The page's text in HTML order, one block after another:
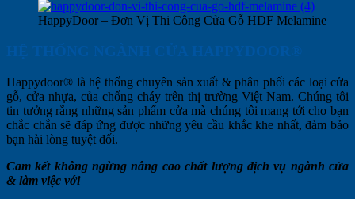
HappyDoor – Đơn Vị Thi Công Cửa Gỗ HDF Melamine
HỆ THỐNG NGÀNH CỬA HAPPYDOOR®
Happydoor® là hệ thống chuyên sản xuất & phân phối các loại cửa
gỗ, cửa nhựa, của chống cháy trên thị trường Việt Nam. Chúng tôi
tin tưởng rằng những sản phẩm cửa mà chúng tôi mang tới cho bạn
chắc chắn sẽ đáp ứng được những yêu cầu khắc khe nhất, đảm bảo
bạn hài lòng tuyệt đối.
Cam kết không ngừng nâng cao chất lượng dịch vụ ngành cửa
& làm việc với